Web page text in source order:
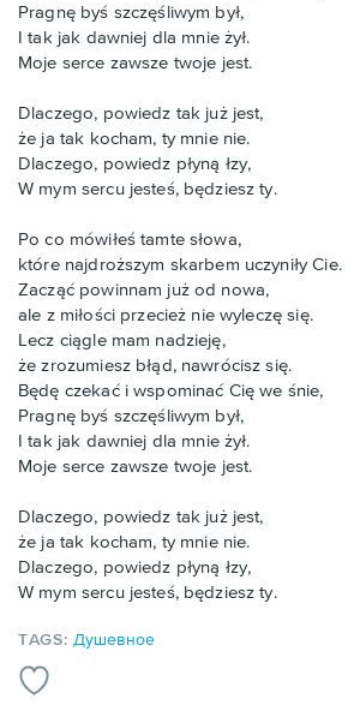
Pragnę byś szczęśliwym był,
I tak jak dawniej dla mnie żył.
Moje serce zawsze twoje jest.
Dlaczego, powiedz tak już jest,
że ja tak kocham, ty mnie nie.
Dlaczego, powiedz płyną łzy,
W mym sercu jesteś, będziesz ty.
Po co mówiłeś tamte słowa,
które najdroższym skarbem uczyniły Cie.
Zacząć powinnam już od nowa,
ale z miłości przecież nie wyleczę się.
Lecz ciągle mam nadzieję,
że zrozumiesz błąd, nawrócisz się.
Będę czekać i wspominać Cię we śnie,
Pragnę byś szczęśliwym był,
I tak jak dawniej dla mnie żył.
Moje serce zawsze twoje jest.
Dlaczego, powiedz tak już jest,
że ja tak kocham, ty mnie nie.
Dlaczego, powiedz płyną łzy,
W mym sercu jesteś, będziesz ty.
TAGS: Душевное